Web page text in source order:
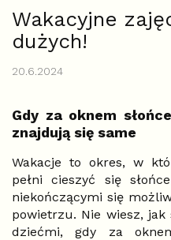
Wakacyjne
dużych!
20.6.2024
Gdy za oknem
znajdują się same
Wakacje to okres, w
pełni cieszyć się
niekończącymi się
powietrzu. Nie wiesz,
dziećmi, gdy za